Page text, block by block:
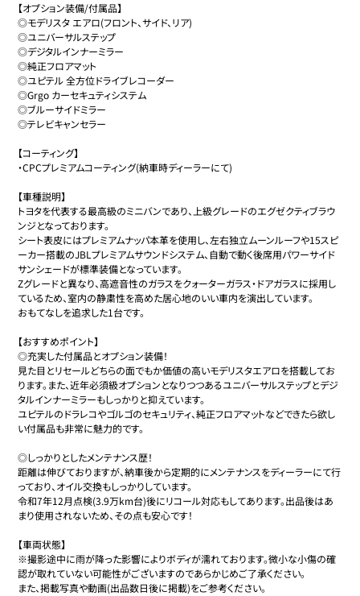
【オプション装備/付属品】
◎モデリスタ エアロ(フロント、サイド、リア)
◎ユニバーサルステップ
◎デジタルインナーミラー
◎純正フロアマット
◎ユピテル 全方位ドライブレコーダー
◎Grgo カーセキュティシステム
◎ブルーサイドミラー
◎テレビキャンセラー
【コーティング】
・CPCプレミアムコーティング(納車時ディーラーにて)
【車種説明】
トヨタを代表する最高級のミニバンであり、上級グレードのエグゼクティブラウ
ンジとなっております。
シート表皮にはプレミアムナッパ本革を使用し、左右独立ムーンルーフや15スピ
ーカー搭載のJBLプレミアムサウンドシステム、自動で動く後席用パワーサイド
サンシェードが標準装備となっています。
Zグレードと異なり、高遮音性のガラスをクォーターガラス・ドアガラスに採用し
ているため、室内の静粛性を高めた居心地のいい車内を演出しています。
おもてなしを追求した1台です。
【おすすめポイント】
◎充実した付属品とオプション装備！
見た目とリセールどちらの面でもか価値の高いモデリスタエアロを搭載してお
ります。また、近年必須級オプションとなりつつあるユニバーサルステップとデジ
タルインナーミラーもしっかりと抑えています。
ユピテルのドラレコやゴルゴのセキュリティ、純正フロアマットなどできたら欲し
い付属品も非常に魅力的です。
◎しっかりとしたメンテナンス歴！
距離は伸びておりますが、納車後から定期的にメンテナンスをディーラーにて行
っており、オイル交換もしっかりしています。
令和7年12月点検(3.9万km台)後にリコール対応もしてあります。出品後はあ
まり使用されないため、その点も安心です！
【車両状態】
※撮影途中に雨が降った影響によりボディが濡れております。微小な小傷の確
認が取れていない可能性がございますのであらかじめご了承ください。
また、掲載写真や動画(出品数日後に掲載)をご参考ください。